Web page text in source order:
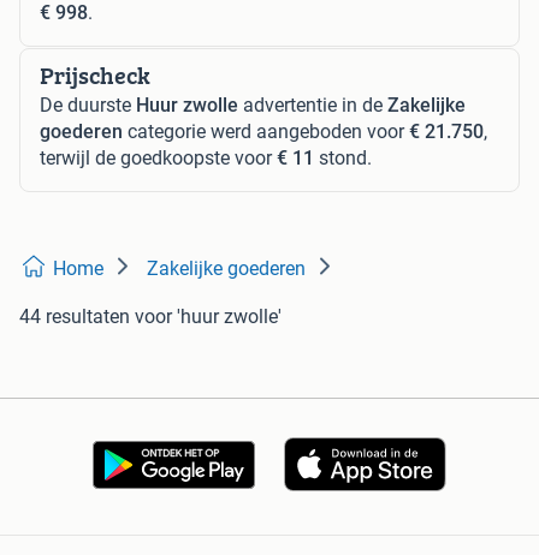
€ 998.
Prijscheck
De duurste Huur zwolle advertentie in de Zakelijke
goederen categorie werd aangeboden voor€ 21.750,
terwijl de goedkoopste voor€ 11 stond.
Home Zakelijke goederen
44 resultaten voor 'huur zwolle'